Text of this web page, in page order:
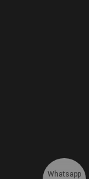
Whatsapp